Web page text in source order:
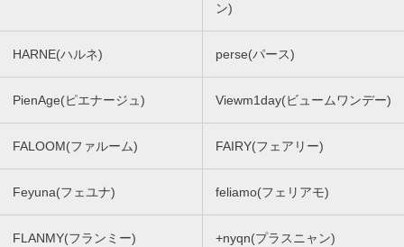
ン)
HARNE(ハルネ) perse(パース)
PienAge(ピエナージュ) Viewm1day(ビュームワンデー)
FALOOM(ファルーム) FAIRY(フェアリー)
Feyuna(フェユナ) feliamo(フェリアモ)
FLANMY(フランミー) +nyqn(プラスニャン)